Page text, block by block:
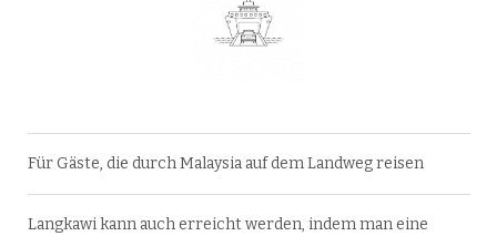
Für Gäste, die durch Malaysia auf dem Landweg reisen
Langkawi kann auch erreicht werden, indem man eine